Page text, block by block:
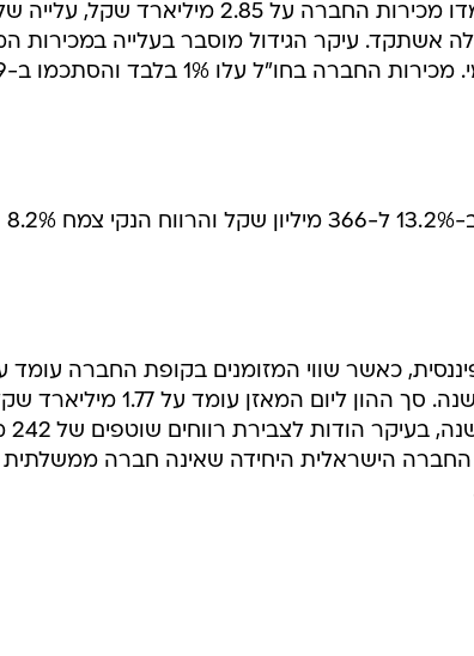
בשלושת הרבעונים הראשונים של השנה עמדו מכירות החברה על 2.85 מיליארד שקל,
המקבילה אשתקד. עיקר הגידול מוסבר בעלייה במכירות
הרווח התפעולי של החברה צמח בתקופה ב-13.2% ל-366 מיליון שקל והרווח הנקי צמח 8.2%
כאשר שווי המזומנים בקופת החברה עומד
194 מיליון שקל, עלייה של 6.2% מתחילת השנה. סך ההון ליום המאזן עומד על 1.77
גידול
150 מיליון. אסם היא החברה הישראלית היחידה שאינה חברה ממשלתית